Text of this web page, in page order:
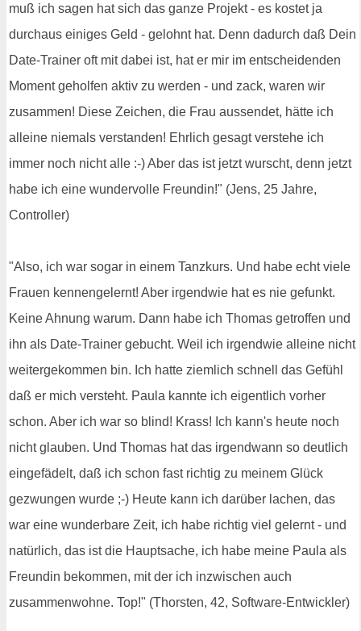
muß ich sagen hat sich das ganze Projekt - es kostet ja
durchaus einiges Geld - gelohnt hat. Denn dadurch daß Dein
Date-Trainer oft mit dabei ist, hat er mir im entscheidenden
Moment geholfen aktiv zu werden - und zack, waren wir
zusammen! Diese Zeichen, die Frau aussendet, hätte ich
alleine niemals verstanden! Ehrlich gesagt verstehe ich
immer noch nicht alle :-) Aber das ist jetzt wurscht, denn jetzt
habe ich eine wundervolle Freundin!" (Jens, 25 Jahre,
Controller)
"Also, ich war sogar in einem Tanzkurs. Und habe echt viele
Frauen kennengelernt! Aber irgendwie hat es nie gefunkt.
Keine Ahnung warum. Dann habe ich Thomas getroffen und
ihn als Date-Trainer gebucht. Weil ich irgendwie alleine nicht
weitergekommen bin. Ich hatte ziemlich schnell das Gefühl
daß er mich versteht. Paula kannte ich eigentlich vorher
schon. Aber ich war so blind! Krass! Ich kann's heute noch
nicht glauben. Und Thomas hat das irgendwann so deutlich
eingefädelt, daß ich schon fast richtig zu meinem Glück
gezwungen wurde ;-) Heute kann ich darüber lachen, das
war eine wunderbare Zeit, ich habe richtig viel gelernt - und
natürlich, das ist die Hauptsache, ich habe meine Paula als
Freundin bekommen, mit der ich inzwischen auch
zusammenwohne. Top!" (Thorsten, 42, Software-Entwickler)